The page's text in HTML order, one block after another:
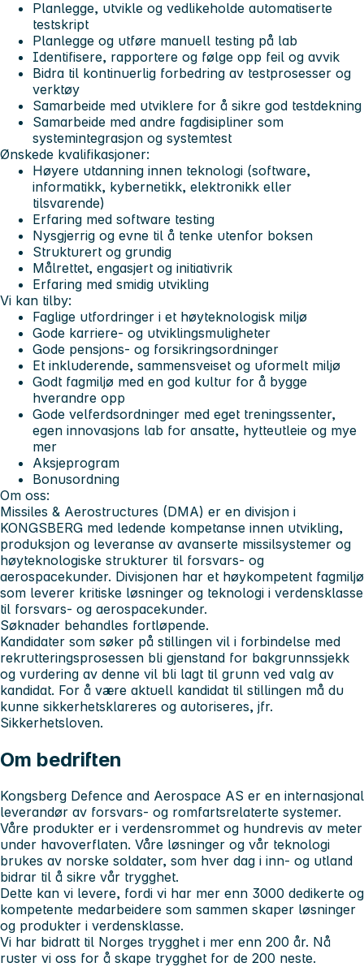
Planlegge, utvikle og vedlikeholde automatiserte
testskript
Planlegge og utføre manuell testing på lab
Identifisere, rapportere og følge opp feil og avvik
Bidra til kontinuerlig forbedring av testprosesser og
verktøy
Samarbeide med utviklere for å sikre god testdekning
Samarbeide med andre fagdisipliner som
systemintegrasjon og systemtest
Ønskede kvalifikasjoner:
Høyere utdanning innen teknologi (software,
informatikk, kybernetikk, elektronikk eller
tilsvarende)
Erfaring med software testing
Nysgjerrig og evne til å tenke utenfor boksen
Strukturert og grundig
Målrettet, engasjert og initiativrik
Erfaring med smidig utvikling
Vi kan tilby:
Faglige utfordringer i et høyteknologisk miljø
Gode karriere- og utviklingsmuligheter
Gode pensjons- og forsikringsordninger
Et inkluderende, sammensveiset og uformelt miljø
Godt fagmiljø med en god kultur for å bygge
hverandre opp
Gode velferdsordninger med eget treningssenter,
egen innovasjons lab for ansatte, hytteutleie og mye
mer
Aksjeprogram
Bonusordning
Om oss:
Missiles & Aerostructures (DMA) er en divisjon i
KONGSBERG med ledende kompetanse innen utvikling,
produksjon og leveranse av avanserte missilsystemer og
høyteknologiske strukturer til forsvars- og
aerospacekunder. Divisjonen har et høykompetent fagmiljø
som leverer kritiske løsninger og teknologi i verdensklasse
til forsvars- og aerospacekunder.
Søknader behandles fortløpende.
Kandidater som søker på stillingen vil i forbindelse med
rekrutteringsprosessen bli gjenstand for bakgrunnssjekk
og vurdering av denne vil bli lagt til grunn ved valg av
kandidat. For å være aktuell kandidat til stillingen må du
kunne sikkerhetsklareres og autoriseres, jfr.
Sikkerhetsloven.
Om bedriften
Kongsberg Defence and Aerospace AS er en internasjonal
leverandør av forsvars- og romfartsrelaterte systemer.
Våre produkter er i verdensrommet og hundrevis av meter
under havoverflaten. Våre løsninger og vår teknologi
brukes av norske soldater, som hver dag i inn- og utland
bidrar til å sikre vår trygghet.
Dette kan vi levere, fordi vi har mer enn 3000 dedikerte og
kompetente medarbeidere som sammen skaper løsninger
og produkter i verdensklasse.
Vi har bidratt til Norges trygghet i mer enn 200 år. Nå
ruster vi oss for å skape trygghet for de 200 neste.